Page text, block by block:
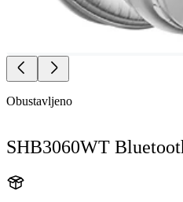
Obustavljeno
SHB3060WT